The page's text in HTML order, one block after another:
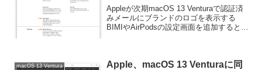
定画面を追加すると発表。
Appleが次期macOS 13 Venturaで認証済
みメールにブランドのロゴを表示する
BIMIやAirPodsの設定画面を追加すると発
macOS 13 Ventura
Apple、macOS 13 Venturaに同